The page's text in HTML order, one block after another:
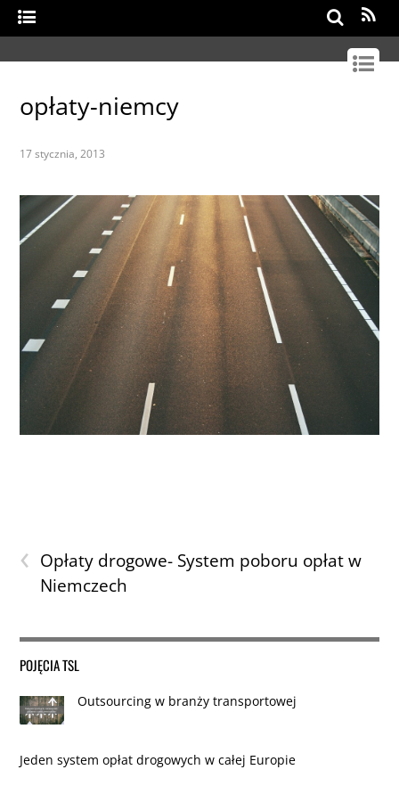
opłaty-niemcy
17 stycznia, 2013
‹ Opłaty drogowe- System poboru opłat w
Niemczech
POJĘCIA TSL
Outsourcing w branży transportowej
Jeden system opłat drogowych w całej Europie